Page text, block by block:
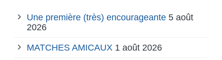
Une première (très) encourageante 5 août
2026
MATCHES AMICAUX 1 août 2026